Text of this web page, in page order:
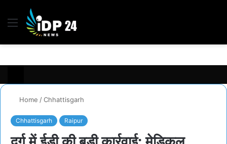
Menu
Home /Chhattisgarh
Chhattisgarh Raipur